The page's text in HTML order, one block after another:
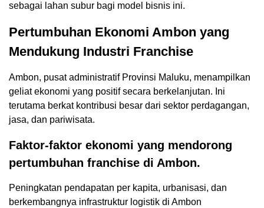
sebagai lahan subur bagi model bisnis ini.
Pertumbuhan Ekonomi Ambon yang
Mendukung Industri Franchise
Ambon, pusat administratif Provinsi Maluku, menampilkan
geliat ekonomi yang positif secara berkelanjutan. Ini
terutama berkat kontribusi besar dari sektor perdagangan,
jasa, dan pariwisata.
Faktor-faktor ekonomi yang mendorong
pertumbuhan franchise di Ambon.
Peningkatan pendapatan per kapita, urbanisasi, dan
berkembangnya infrastruktur logistik di Ambon